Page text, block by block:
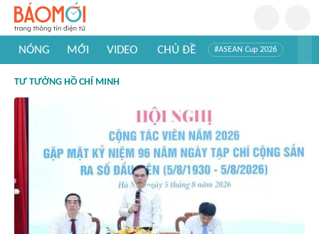
NÓNG MỚI VIDEO CHỦ ĐỀ #ASEAN Cup 2026
#Khám phá thế giới
TƯ TƯỞNG HỒ CHÍ MINH